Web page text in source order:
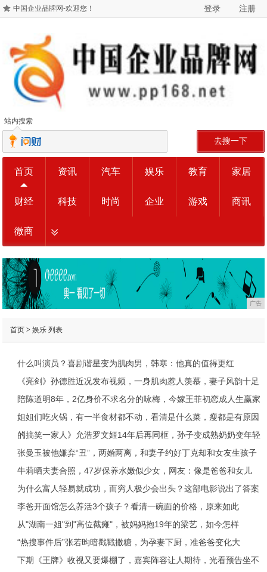
中国企业品牌网-欢迎您！ 登录 注册
站内搜索
去搜一下
首页 资讯 汽车 娱乐 教育 家居
财经 科技 时尚 企业 游戏 商讯
微商
广告
首页> 娱乐列表
什么叫演员？喜剧谐星变为肌肉男，韩寒：他真的值得更红
《亮剑》孙德胜近况发布视频，一身肌肉惹人羡慕，妻子风韵十足
陪陈道明8年，2亿身价不求名分的咏梅，今嫁王菲初恋成人生赢家
姐姐们吃火锅，有一半食材都不动，看清是什么菜，瘦都是有原因
的
《搞笑一家人》允浩罗文姬14年后再同框，孙子变成熟奶奶变年轻
张曼玉被他嫌弃“丑”，两婚两离，和妻子约好丁克却和女友生孩子
牛莉晒夫妻合照，47岁保养水嫩似少女，网友：像是爸爸和女儿
为什么富人轻易就成功，而穷人极少会出头？这部电影说出了答案
李爸开面馆怎么养活3个孩子？看清一碗面的价格，原来如此
从"湖南一姐"到"高位截瘫"，被妈妈抱19年的梁艺，如今怎样
“热搜事件后”张若昀暗戳戳撒糖，为孕妻下厨，准爸爸变化大
下期《王牌》收视又要爆棚了，嘉宾阵容让人期待，光看预告坐不